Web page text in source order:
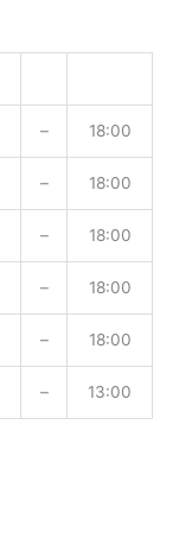
– 18:00
– 18:00
– 18:00
– 18:00
– 18:00
– 13:00